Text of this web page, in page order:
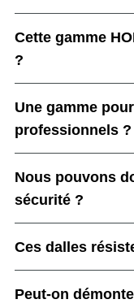
Cette gamme
?
Une gamme
professionnels ?
Nous pouvons
sécurité ?
Ces dalles
Peut-on